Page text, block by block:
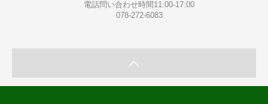
電話問い合わせ時間11:00-17:00
078-272-6083